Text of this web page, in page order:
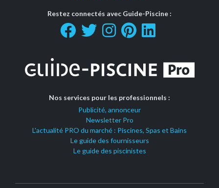
Restez connectés avec Guide-Piscine :
Nos services pour les professionnels :
Publicité, annonceur
Newsletter Pro
L'actualité PRO du marché : Piscines, Spas et Bains
Le guide des fournisseurs
Le guide des piscinistes